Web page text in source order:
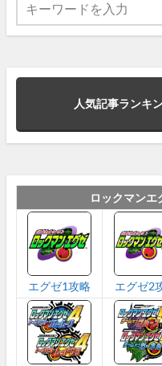
人気記事ランキ
ロックマンエ
エグゼ1攻略 エグゼ2